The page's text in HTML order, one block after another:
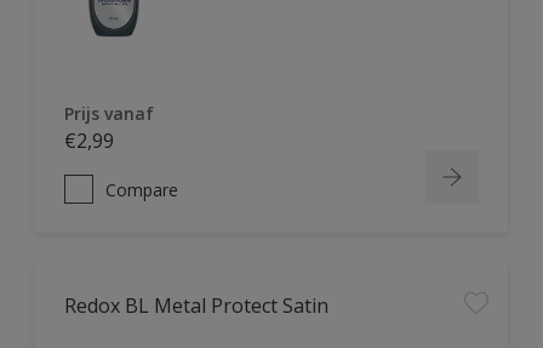
Prijs vanaf
€2,99
Compare
Redox BL Metal Protect Satin